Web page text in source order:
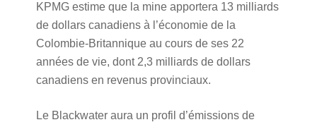
KPMG estime que la mine apportera 13 milliards
de dollars canadiens à l’économie de la
Colombie-Britannique au cours de ses 22
années de vie, dont 2,3 milliards de dollars
canadiens en revenus provinciaux.
Le Blackwater aura un profil d’émissions de